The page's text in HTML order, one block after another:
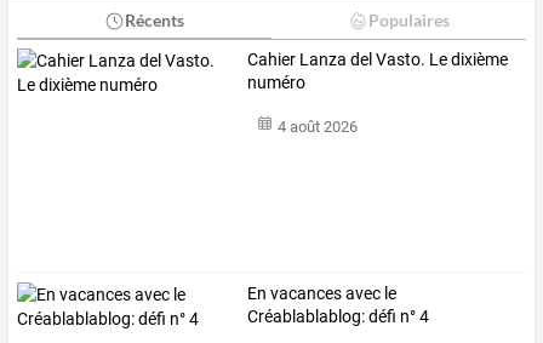
Récents Populaires
Cahier Lanza del Vasto. Le dixième
numéro
4 août 2026
En vacances avec le
Créablablablog: défi n° 4